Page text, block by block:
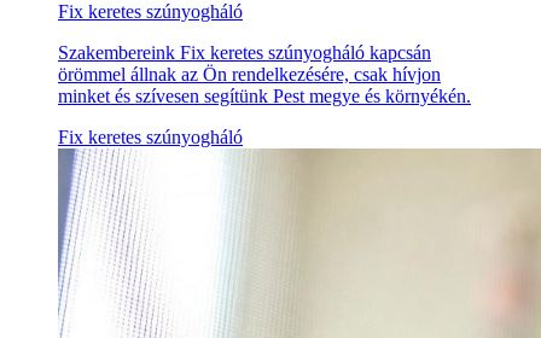
Fix keretes szúnyogháló
Szakembereink Fix keretes szúnyogháló kapcsán
örömmel állnak az Ön rendelkezésére, csak hívjon
minket és szívesen segítünk Pest megye és környékén.
Fix keretes szúnyogháló